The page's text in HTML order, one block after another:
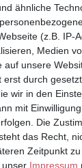
* Alle
ähnliche
(z.B. IP-
Medien
unsere
durch
wir in den
mit
Die
das Recht,
Zeitpunkt
unser Impressum